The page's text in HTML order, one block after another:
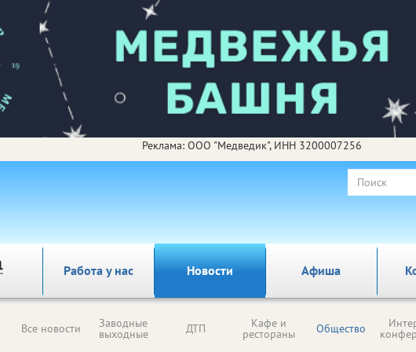
Реклама: ООО "Медведик", ИНН 3200007256
Работа у нас Новости Афиша
Все новости Заводные
выходные ДТП Кафе и
рестораны Общество